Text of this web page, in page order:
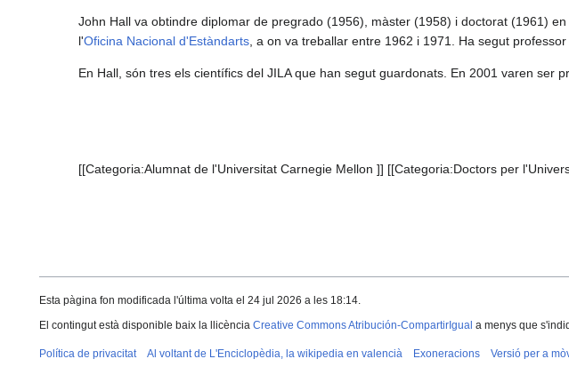
John Hall va obtindre diplomar de pregrado (1956), màster (1958) i doctorat (1961) en
l'Oficina Nacional d'Estàndarts , a on va treballar entre 1962 i 1971. Ha segut
En Hall, són tres els científics del JILA que han segut guardonats. En 2001 varen ser
[[Categoria:Alumnat de l'Universitat Carnegie Mellon ]] [[Categoria:Doctors per
Esta pàgina fon modificada l'última volta el 24 jul 2026 a les 18:14.
El contingut està disponible baix la llicència Creative Commons Atribución-CompartirIgual a menys que
Política de privacitat Al voltant de L'Enciclopèdia, la wikipedia en valencià Exoneracions Versió per a